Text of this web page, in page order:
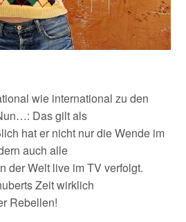
wie international zu den
Das gilt als
hat er nicht nur die Wende im
auch alle
der Welt live im TV verfolgt.
Zeit wirklich
Rebellen!